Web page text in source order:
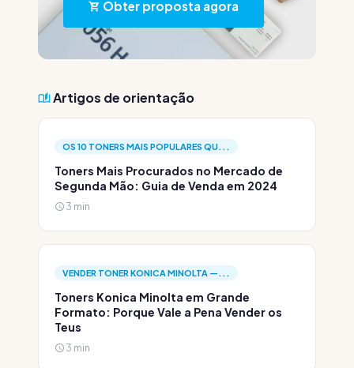
Obter proposta agora
Artigos de orientação
OS 10 TONERS MAIS POPULARES QU...
Toners Mais Procurados no Mercado de
Segunda Mão: Guia de Venda em 2024
3 min
VENDER TONER KONICA MINOLTA —...
Toners Konica Minolta em Grande
Formato: Porque Vale a Pena Vender os
Teus
3 min